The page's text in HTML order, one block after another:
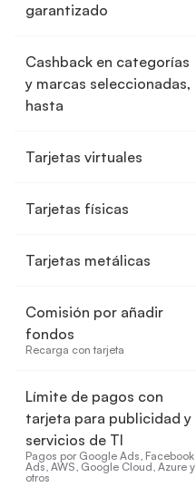
garantizado
Cashback en categorías
y marcas seleccionadas,
hasta
Tarjetas virtuales
Tarjetas físicas
Tarjetas metálicas
Comisión por añadir
fondos
Recarga con tarjeta
Límite de pagos con
tarjeta para publicidad y
servicios de TI
Pagos por Google Ads, Facebook
Ads, AWS, Google Cloud, Azure y
otros